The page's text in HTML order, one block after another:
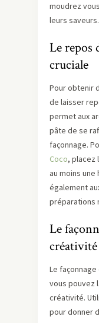
moudrez
leurs saveurs.
Le repos
cruciale
Pour obtenir
de laisser
permet aux
pâte de se
façonnage.
Coco, placez
au moins une
également
préparations
Le
créativité
Le
vous pouvez
créativité.
pour donner